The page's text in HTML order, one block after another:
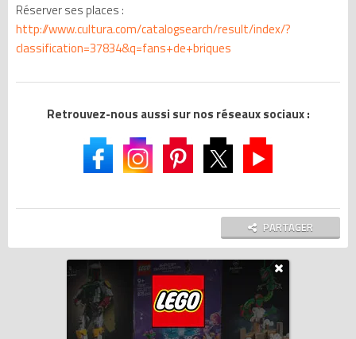
Réserver ses places :
http://www.cultura.com/catalogsearch/result/index/?
classification=37834&q=fans+de+briques
Retrouvez-nous aussi sur nos réseaux sociaux :
PARTAGER